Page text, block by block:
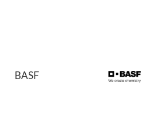
BASF